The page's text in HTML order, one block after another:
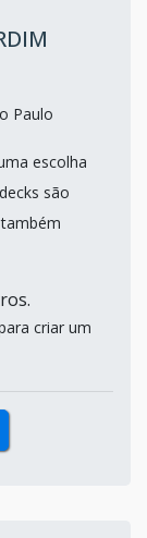
Paulo
escolha
são
criar um